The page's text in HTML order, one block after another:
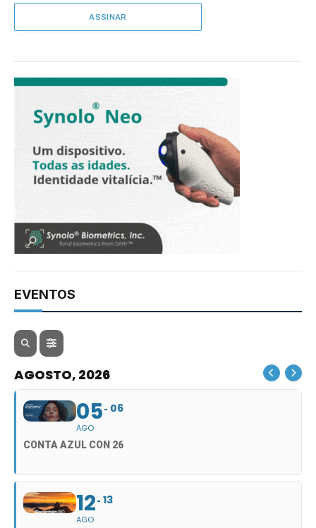
EVENTOS
AGOSTO, 2026
05
AGO
06
CONTA AZUL CON 26
12
AGO
13